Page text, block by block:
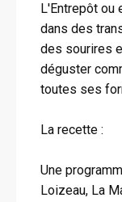
L'Entrepôt ou
dans des
des sourires
déguster
toutes ses
La recette :
Une
Loizeau, La